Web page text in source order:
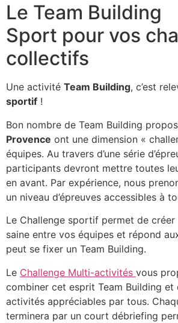
Le Team Building
Sport pour vos
collectifs
Une activité Team Building, c’est
sportif !
Bon nombre de Team Building
Provence ont une dimension «
équipes. Au travers d’une série
participants devront mettre toutes
en avant. Par expérience, nous
un niveau d’épreuves accessibles à
Le Challenge sportif permet de
saine entre vos équipes et répond
peut se fixer un Team Building.
Le Challenge Multi-activités vous
combiner cet esprit Team Building et
activités appréciables par tous.
terminera par un court débriefing